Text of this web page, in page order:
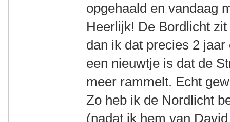
opgehaald en vandaag
Heerlijk! De Bordlicht
dan ik dat precies 2
een nieuwtje is dat de
meer rammelt. Echt
Zo heb ik de Nordlicht
(nadat ik hem van